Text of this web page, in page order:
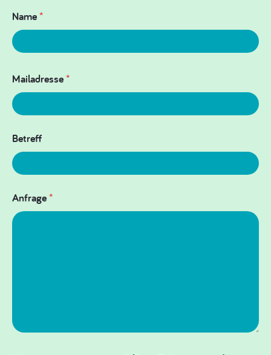
Name*
Mailadresse*
Betreff
Anfrage*